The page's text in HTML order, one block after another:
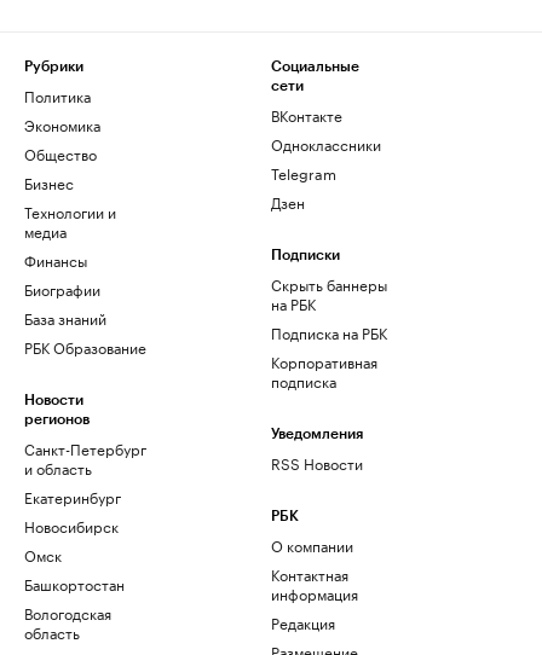
Рубрики
Политика
Экономика
Общество
Бизнес
Технологии и
медиа
Финансы
Биографии
База знаний
РБК Образование
Новости
регионов
Санкт-Петербург
и область
Екатеринбург
Новосибирск
Омск
Башкортостан
Вологодская
область
Социальные
сети
ВКонтакте
Одноклассники
Telegram
Дзен
Подписки
Скрыть баннеры
на РБК
Подписка на РБК
Корпоративная
подписка
Уведомления
RSS Новости
РБК
О компании
Контактная
информация
Редакция